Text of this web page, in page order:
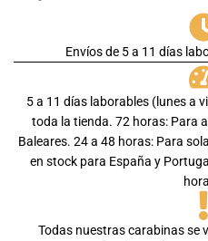
Envíos de 5 a 11 días
5 a 11 días laborables (lunes a
toda la tienda. 72 horas: Para
Baleares. 24 a 48 horas: Para
en stock para España y
Todas nuestras carabinas se